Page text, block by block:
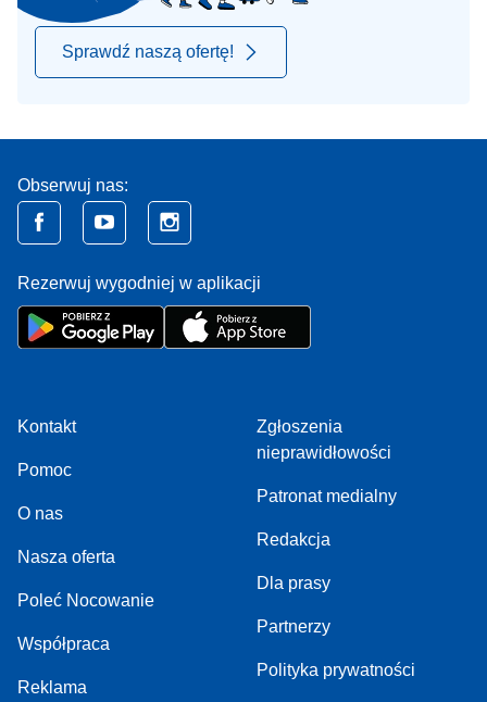
Sprawdź naszą ofertę!
Obserwuj nas:
Rezerwuj wygodniej w aplikacji
Kontakt
Pomoc
O nas
Nasza oferta
Poleć Nocowanie
Współpraca
Reklama
Zgłoszenia
nieprawidłowości
Patronat medialny
Redakcja
Dla prasy
Partnerzy
Polityka prywatności